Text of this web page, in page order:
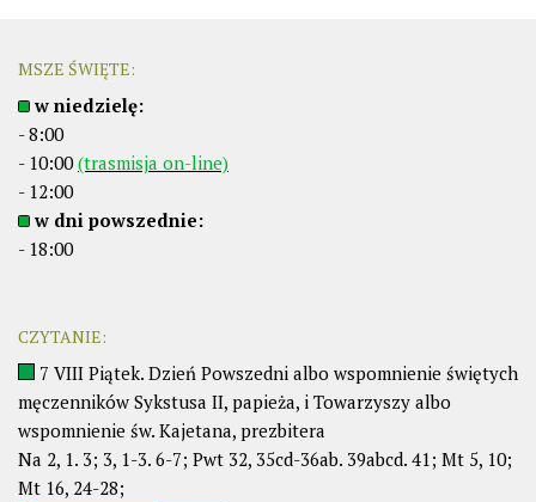
MSZE ŚWIĘTE:
w niedzielę:
- 8:00
- 10:00(trasmisja on-line)
- 12:00
w dni powszednie:
- 18:00
CZYTANIE:
7 VIII Piątek. Dzień Powszedni albo wspomnienie świętych
męczenników Sykstusa II, papieża, i Towarzyszy albo
wspomnienie św. Kajetana, prezbitera
Na 2, 1. 3; 3, 1-3. 6-7; Pwt 32, 35cd-36ab. 39abcd. 41; Mt 5, 10;
Mt 16, 24-28;